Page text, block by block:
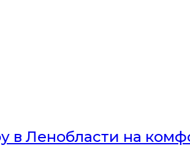
в Ленобласти на